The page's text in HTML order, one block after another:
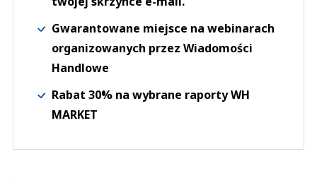
Gwarantowane miejsce na webinarach
organizowanych przez Wiadomości
Handlowe
Rabat 30% na wybrane raporty WH
MARKET